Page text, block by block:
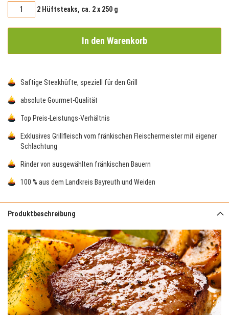
2 Hüftsteaks, ca. 2 x 250 g
In den Warenkorb
Saftige Steakhüfte, speziell für den Grill
absolute Gourmet-Qualität
Top Preis-Leistungs-Verhältnis
Exklusives Grillfleisch vom fränkischen Fleischermeister mit eigener
Schlachtung
Rinder von ausgewählten fränkischen Bauern
100 % aus dem Landkreis Bayreuth und Weiden
Produktbeschreibung